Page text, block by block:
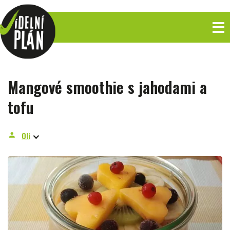
Mangové smoothie s jahodami a
tofu
person Oli